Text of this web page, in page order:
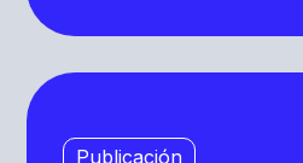
Publicación